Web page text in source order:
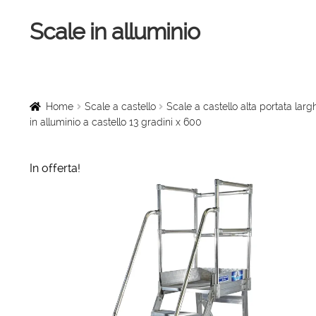
Vai
alla
Vai
al
Scale in alluminio
Scale a chiocciola
Home Scale a castello
Scale a castello alta portata
in alluminio a castello 13 gradini x 600
In offerta!